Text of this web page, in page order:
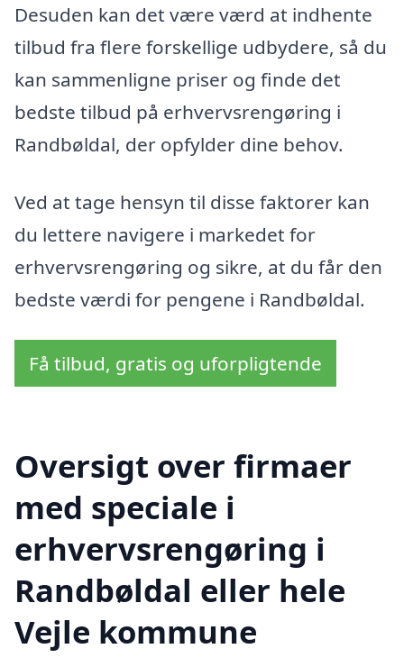
Desuden kan det være værd at indhente
tilbud fra flere forskellige udbydere, så du
kan sammenligne priser og finde det
bedste tilbud på erhvervsrengøring i
Randbøldal, der opfylder dine behov.
Ved at tage hensyn til disse faktorer kan
du lettere navigere i markedet for
erhvervsrengøring og sikre, at du får den
bedste værdi for pengene i Randbøldal.
Få tilbud, gratis og uforpligtende
Oversigt over firmaer
med speciale i
erhvervsrengøring i
Randbøldal eller hele
Vejle kommune